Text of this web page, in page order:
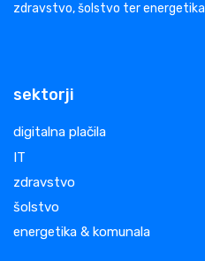
zdravstvo, šolstvo ter energetika
sektorji
digitalna plačila
IT
zdravstvo
šolstvo
energetika & komunala